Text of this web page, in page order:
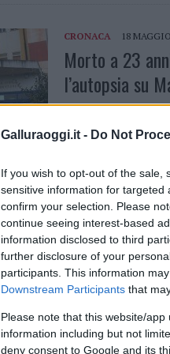
Galluraoggi.it - Do Not
If you wish to opt-out of the sale,
sensitive information for targeted
confirm your selection. Please
continue seeing interest-based
information disclosed to third
further disclosure of your
participants. This information
Downstream Participants that
Please note that this website/
information including but not
deny consent to Google and its
CRONACA 18
Morto a 23
l’autopsia su
Zuncheddu è
deceduto
CRONACA 14
Tempio, lunedì
Luras morto in
Procura di
l’autopsia sul